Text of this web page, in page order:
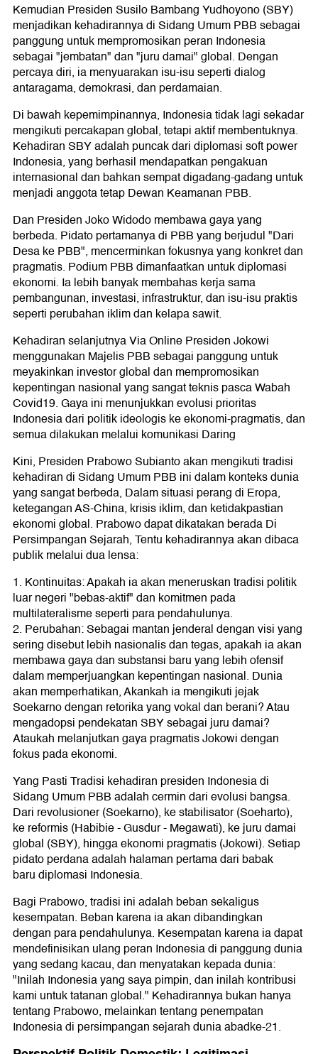
Kemudian Presiden Susilo Bambang Yudhoyono (SBY)
menjadikan kehadirannya di Sidang Umum PBB sebagai
panggung untuk mempromosikan peran Indonesia
sebagai "jembatan" dan "juru damai" global. Dengan
percaya diri, ia menyuarakan isu-isu seperti dialog
antaragama, demokrasi, dan perdamaian.
Di bawah kepemimpinannya, Indonesia tidak lagi sekadar
mengikuti percakapan global, tetapi aktif membentuknya.
Kehadiran SBY adalah puncak dari diplomasi soft power
Indonesia, yang berhasil mendapatkan pengakuan
internasional dan bahkan sempat digadang-gadang untuk
menjadi anggota tetap Dewan Keamanan PBB.
Dan Presiden Joko Widodo membawa gaya yang
berbeda. Pidato pertamanya di PBB yang berjudul "Dari
Desa ke PBB", mencerminkan fokusnya yang konkret dan
pragmatis. Podium PBB dimanfaatkan untuk diplomasi
ekonomi. Ia lebih banyak membahas kerja sama
pembangunan, investasi, infrastruktur, dan isu-isu praktis
seperti perubahan iklim dan kelapa sawit.
Kehadiran selanjutnya Via Online Presiden Jokowi
menggunakan Majelis PBB sebagai panggung untuk
meyakinkan investor global dan mempromosikan
kepentingan nasional yang sangat teknis pasca Wabah
Covid19. Gaya ini menunjukkan evolusi prioritas
Indonesia dari politik ideologis ke ekonomi-pragmatis, dan
semua dilakukan melalui komunikasi Daring
Kini, Presiden Prabowo Subianto akan mengikuti tradisi
kehadiran di Sidang Umum PBB ini dalam konteks dunia
yang sangat berbeda, Dalam situasi perang di Eropa,
ketegangan AS-China, krisis iklim, dan ketidakpastian
ekonomi global. Prabowo dapat dikatakan berada Di
Persimpangan Sejarah, Tentu kehadirannya akan dibaca
publik melalui dua lensa:
1. Kontinuitas: Apakah ia akan meneruskan tradisi politik
luar negeri "bebas-aktif" dan komitmen pada
multilateralisme seperti para pendahulunya.
2. Perubahan: Sebagai mantan jenderal dengan visi yang
sering disebut lebih nasionalis dan tegas, apakah ia akan
membawa gaya dan substansi baru yang lebih ofensif
dalam memperjuangkan kepentingan nasional. Dunia
akan memperhatikan, Akankah ia mengikuti jejak
Soekarno dengan retorika yang vokal dan berani? Atau
mengadopsi pendekatan SBY sebagai juru damai?
Ataukah melanjutkan gaya pragmatis Jokowi dengan
fokus pada ekonomi.
Yang Pasti Tradisi kehadiran presiden Indonesia di
Sidang Umum PBB adalah cermin dari evolusi bangsa.
Dari revolusioner (Soekarno), ke stabilisator (Soeharto),
ke reformis (Habibie - Gusdur - Megawati), ke juru damai
global (SBY), hingga ekonomi pragmatis (Jokowi). Setiap
pidato perdana adalah halaman pertama dari babak
baru diplomasi Indonesia.
Bagi Prabowo, tradisi ini adalah beban sekaligus
kesempatan. Beban karena ia akan dibandingkan
dengan para pendahulunya. Kesempatan karena ia dapat
mendefinisikan ulang peran Indonesia di panggung dunia
yang sedang kacau, dan menyatakan kepada dunia:
"Inilah Indonesia yang saya pimpin, dan inilah kontribusi
kami untuk tatanan global." Kehadirannya bukan hanya
tentang Prabowo, melainkan tentang penempatan
Indonesia di persimpangan sejarah dunia abadke-21.